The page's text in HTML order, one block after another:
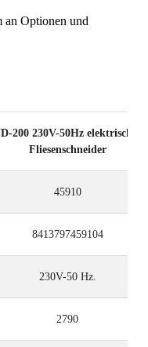
an Optionen und
200 230V-50Hz elektrischer
Fliesenschneider
45910
8413797459104
230V-50 Hz.
2790